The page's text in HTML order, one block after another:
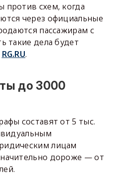
схем, когда
через официальные
пассажирам с
такие дела будет
RG.RU.
до 3000
составят от 5 тыс.
лицам
дороже — от